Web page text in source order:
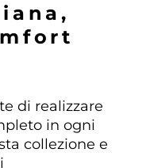
i a n a ,
m fo rt
di realizzare
in ogni
collezione e